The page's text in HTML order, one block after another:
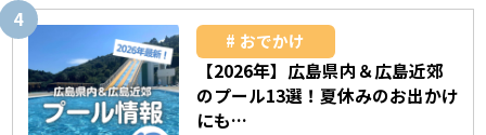
おでかけ
【2026年】広島県内＆広島近郊
のプール13選！夏休みのお出かけ
にも…